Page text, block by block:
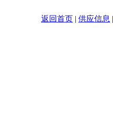
返回首页 | 供应信息